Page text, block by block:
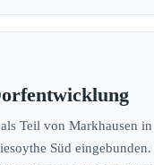
Teil von Markhausen in
Süd eingebunden.